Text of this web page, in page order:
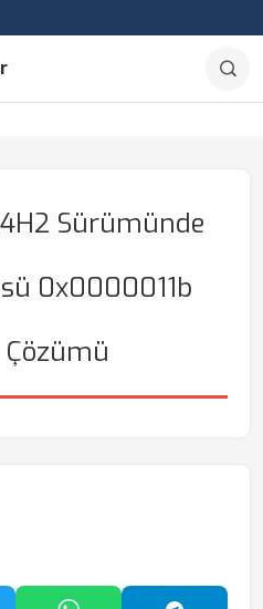
Sürümünde
0x0000011b
Çözümü